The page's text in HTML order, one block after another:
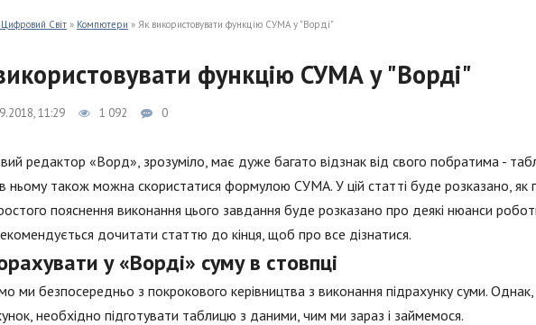
Світ » Компютери » Як використовувати функцію СУМА у "Ворді"
функцію СУМА у "Ворді"
11:29 1 092 0
редактор «Ворд», зрозуміло, має дуже багато відзнак від свого побратима -
ньому також можна скористатися формулою СУМА. У цій статті буде розказано, як
пояснення виконання цього завдання буде розказано про деякі нюанси
дочитати статтю до кінця, щоб про все дізнатися.
у «Ворді» суму в стовпці
ми безпосередньо з покрокового керівництва з виконання підрахунку суми.
необхідно підготувати таблицю з даними, чим ми зараз і займемося.